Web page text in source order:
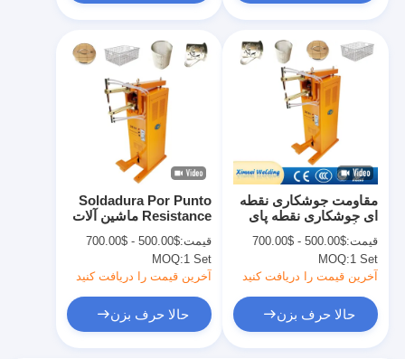
Soldadura Por Punto
Resistance ماشین آلات
قیمت:$500.00 - $700.00
MOQ:1 Set
آخرین قیمت را دریافت کنید
حالا حرف بزن
مقاومت جوشکاری نقطه
ای جوشکاری نقطه پای
ای
قیمت:$500.00 - $700.00
MOQ:1 Set
آخرین قیمت را دریافت کنید
حالا حرف بزن